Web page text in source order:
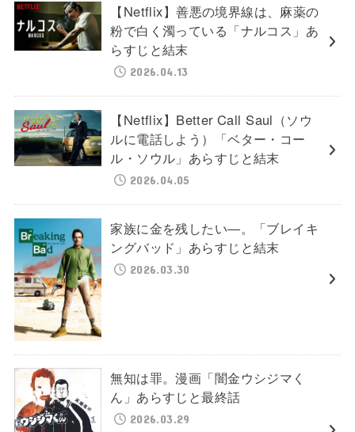
【Netflix】善悪の境界線は、麻薬の
粉で白く濁っている「ナルコス」あ
らすじと結末
2026.04.13
【Netflix】Better Call Saul（ソウ
ルに電話しよう）「ベター・コー
ル・ソウル」あらすじと結末
2026.04.05
家族に金を残したい―。「ブレイキ
ングバッド」あらすじと結末
2026.03.30
無知は罪。漫画「闇金ウシジマく
ん」あらすじと最終話
2026.03.29